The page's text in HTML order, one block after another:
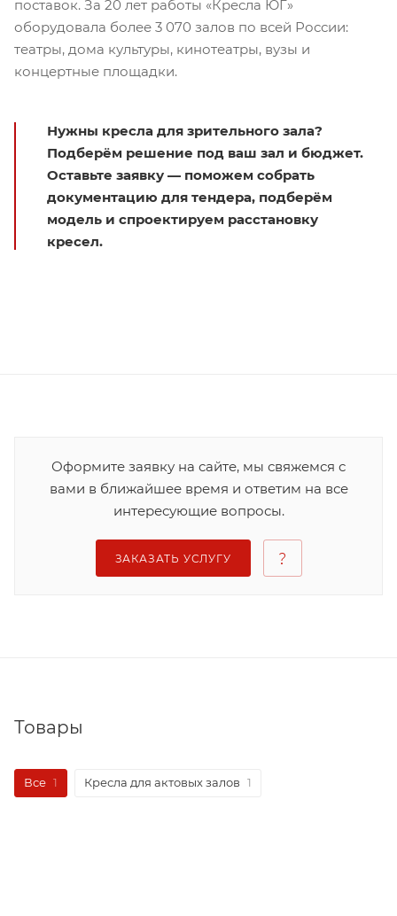
поставок. За 20 лет работы «Кресла ЮГ»
оборудовала более 3 070 залов по всей России:
театры, дома культуры, кинотеатры, вузы и
концертные площадки.
Нужны кресла для зрительного зала?
Подберём решение под ваш зал и бюджет.
Оставьте заявку — поможем собрать
документацию для тендера, подберём
модель и спроектируем расстановку
кресел.
Оформите заявку на сайте, мы свяжемся с
вами в ближайшее время и ответим на все
интересующие вопросы.
ЗАКАЗАТЬ УСЛУГУ
Товары
Все 1 Кресла для актовых залов 1